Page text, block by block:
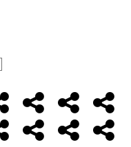
Alimentazione
AmbienteBambini
Cancro ControlloEconomia